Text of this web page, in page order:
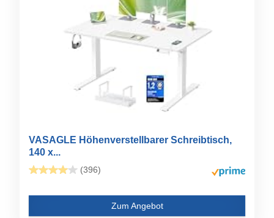
VASAGLE Höhenverstellbarer Schreibtisch,
140 x...
(396)
Zum Angebot